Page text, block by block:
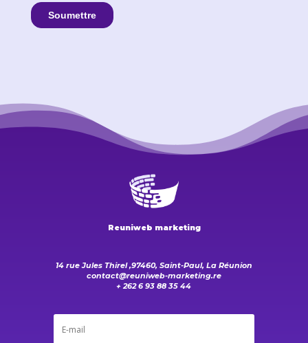
Reuniweb marketing
14 rue Jules Thirel ,97460, Saint-Paul, La Réunion
contact@reuniweb-marketing.re
+ 262 6 93 88 35 44